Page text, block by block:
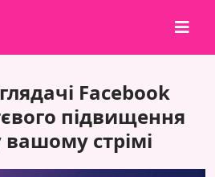
Facebook
підвищення
вашому стрімі